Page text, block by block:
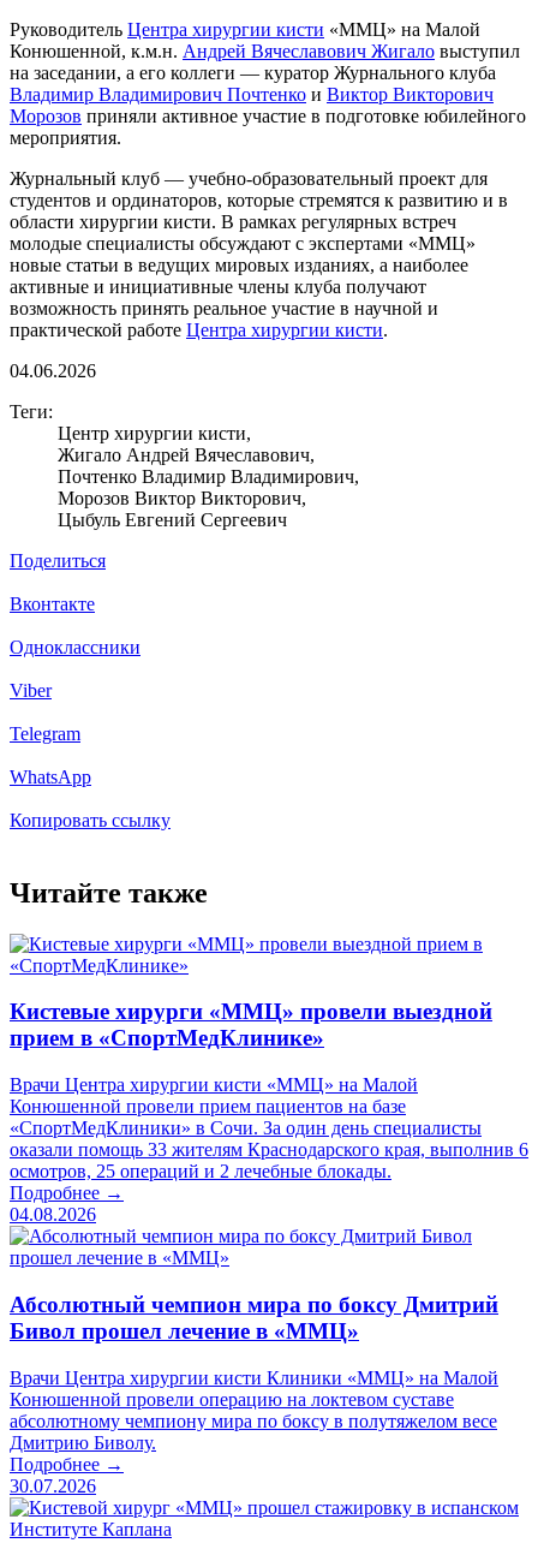
Руководитель Центра хирургии кисти «ММЦ» на Малой
Конюшенной, к.м.н. Андрей Вячеславович Жигало выступил
на заседании, а его коллеги — куратор Журнального клуба
Владимир Владимирович Почтенко и Виктор Викторович
Морозов приняли активное участие в подготовке юбилейного
мероприятия.
Журнальный клуб — учебно-образовательный проект для
студентов и ординаторов, которые стремятся к развитию и в
области хирургии кисти. В рамках регулярных встреч
молодые специалисты обсуждают с экспертами «ММЦ»
новые статьи в ведущих мировых изданиях, а наиболее
активные и инициативные члены клуба получают
возможность принять реальное участие в научной и
практической работе Центра хирургии кисти.
04.06.2026
Теги:
Центр хирургии кисти,
Жигало Андрей Вячеславович,
Почтенко Владимир Владимирович,
Морозов Виктор Викторович,
Цыбуль Евгений Сергеевич
Поделиться
Вконтакте
Одноклассники
Viber
Telegram
WhatsApp
Копировать ссылку
Читайте также
Кистевые хирурги «ММЦ» провели выездной
прием в «СпортМедКлинике»
Врачи Центра хирургии кисти «ММЦ» на Малой
Конюшенной провели прием пациентов на базе
«СпортМедКлиники» в Сочи. За один день специалисты
оказали помощь 33 жителям Краснодарского края, выполнив 6
осмотров, 25 операций и 2 лечебные блокады.
Подробнее →
04.08.2026
Абсолютный чемпион мира по боксу Дмитрий
Бивол прошел лечение в «ММЦ»
Врачи Центра хирургии кисти Клиники «ММЦ» на Малой
Конюшенной провели операцию на локтевом суставе
абсолютному чемпиону мира по боксу в полутяжелом весе
Дмитрию Биволу.
Подробнее →
30.07.2026